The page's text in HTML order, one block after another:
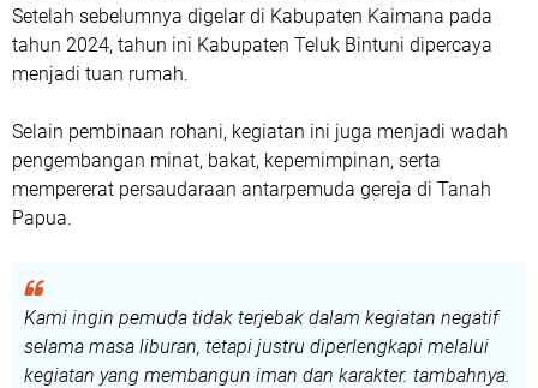
Setelah sebelumnya digelar di Kabupaten Kaimana pada
tahun 2024, tahun ini Kabupaten Teluk Bintuni dipercaya
menjadi tuan rumah.
Selain pembinaan rohani, kegiatan ini juga menjadi wadah
pengembangan minat, bakat, kepemimpinan, serta
mempererat persaudaraan antarpemuda gereja di Tanah
Papua.
Kami ingin pemuda tidak terjebak dalam kegiatan negatif
selama masa liburan, tetapi justru diperlengkapi melalui
kegiatan yang membangun iman dan karakter. tambahnya.